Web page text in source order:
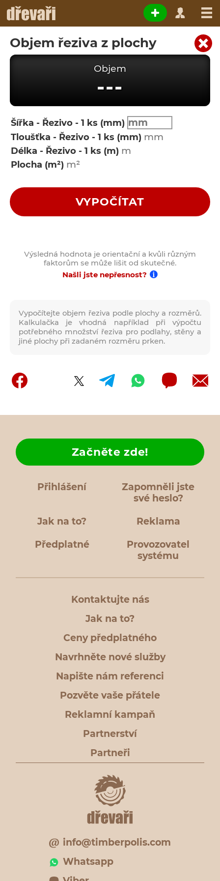
Objem řeziva z plochy
Vypočítejte objem řeziva podle plochy a rozměrů.
Kalkulačka je vhodná například při výpočtu
potřebného množství řeziva pro podlahy, stěny a
jiné plochy při zadaném rozměru prken.
Objem
---
Šířka - Řezivo - 1 ks (mm)
Tloušťka - Řezivo - 1 ks (mm)
Délka - Řezivo - 1 ks (m)
Plocha (m²)
VYPOČÍTAT
Výsledná hodnota je orientační a kvůli různým
faktorům se může lišit od skutečné.
Našli jste nepřesnost?
Přihlášení
Zapomněli jste
své heslo?
Jak na to?
Začněte zde!
Reklama
Předplatné
Provozovatel
systému
Kontaktujte nás
Jak na to?
Ceny předplatného
Navrhněte nové služby
Napište nám referenci
Pozvěte vaše přátele
Reklamní kampaň
Partnerství
Partneři
info@timberpolis.com
Whatsapp